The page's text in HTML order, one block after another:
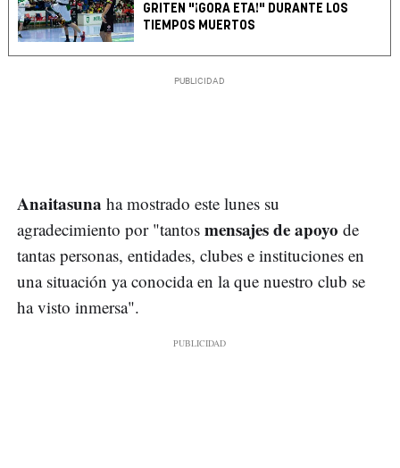
GRITEN "¡GORA ETA!" DURANTE LOS
TIEMPOS MUERTOS
Anaitasuna ha mostrado este lunes su
agradecimiento por "tantos mensajes de apoyo de
tantas personas, entidades, clubes e instituciones en
una situación ya conocida en la que nuestro club se
ha visto inmersa".